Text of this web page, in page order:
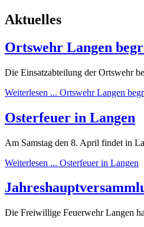
Aktuelles
Ortswehr Langen
Die Einsatzabteilung der Ortswehr
Weiterlesen ... Ortswehr Langen
Osterfeuer in Langen
Am Samstag den 8. April findet in
Weiterlesen ... Osterfeuer in Langen
Die Freiwillige Feuerwehr Langen